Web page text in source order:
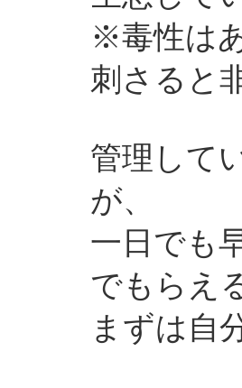
※毒性は
刺さると
管理して
が、
一日でも
でもらえ
まずは自